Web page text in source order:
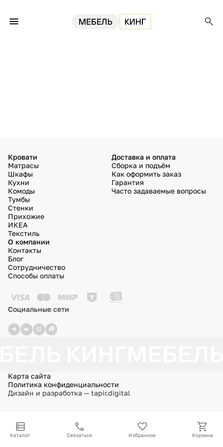
Кровати
Матрасы
Шкафы
Кухни
Комоды
Тумбы
Стенки
Прихожие
ИКЕА
Текстиль
Доставка и оплата
Сборка и подъём
Как оформить заказ
Гарантия
Часто задаваемые вопросы
О компании
Контакты
Блог
Сотрудничество
Способы оплаты
Социальные сети
Карта сайта
Политика конфиденциальности
Дизайн и разработка — tapir.digital
Каталог Связаться Избранное Корзина